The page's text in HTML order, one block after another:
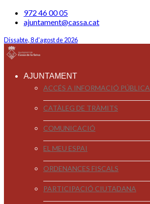
972 46 00 05
ajuntament@cassa.cat
Dissabte, 8 d'agost de 2026
AJUNTAMENT
ACCÉS A INFORMACIÓ PÚBLICA
CATÀLEG DE TRÀMITS
COMUNICACIÓ
EL MEU ESPAI
ORDENANCES FISCALS
PARTICIPACIÓ CIUTADANA